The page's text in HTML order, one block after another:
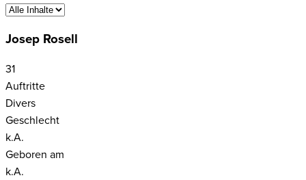
Josep Rosell
31
Auftritte
Divers
Geschlecht
k.A.
Geboren am
k.A.